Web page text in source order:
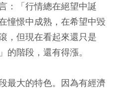
：「行情總在絕望中誕
憧憬中成熟，在希望中毀
，但現在看起來還只是
的階段，還有得漲。
最大的特色。因為有經濟